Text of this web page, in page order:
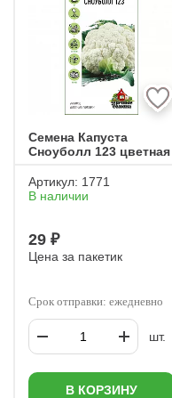
Семена Капуста
Сноуболл 123 цветная
Артикул: 1771
В наличии
29 ₽
Цена за пакетик
Срок отправки: ежедневно
шт.
В КОРЗИНУ